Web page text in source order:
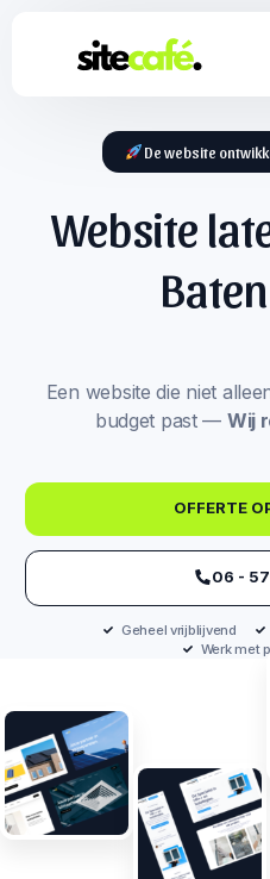
De website
Website
Een website die niet
budget past — Wij
OFFERTE
‪06 -
Geheel vrijblijvend
Werk met